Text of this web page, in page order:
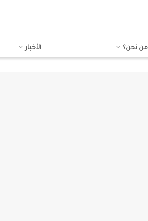
من نحن؟ الأخبار